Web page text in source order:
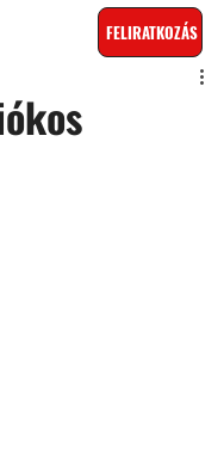
FELIRATKOZÁS